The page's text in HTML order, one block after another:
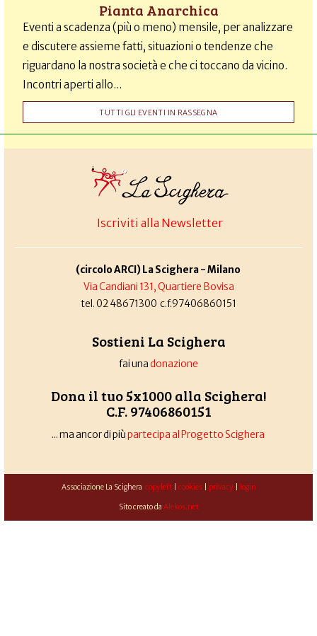
Pianta Anarchica
Eventi a scadenza (più o meno) mensile, per analizzare
e discutere assieme fatti, situazioni o tendenze che
riguardano la nostra società e che ci toccano da vicino.
Incontri aperti allo...
TUTTI GLI EVENTI IN RASSEGNA
Iscriviti alla Newsletter
(circolo ARCI) La Scighera - Milano
Via Candiani 131, Quartiere Bovisa
tel. 02 48671300 c.f.97406860151
Sostieni La Scighera
fai unadonazione
Dona il tuo 5x1000 alla Scighera!
C.F. 97406860151
... ma ancor di piùpartecipa al Progetto Scighera
Associazione La Scighera copyleft| cookies| privacy| login
Sito creato da Alekos.net